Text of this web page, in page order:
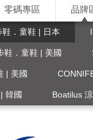
零碼專區 品牌
鞋．童鞋 | 日本
鞋．童鞋 | 美國
| 美國
韓國 Boatilus